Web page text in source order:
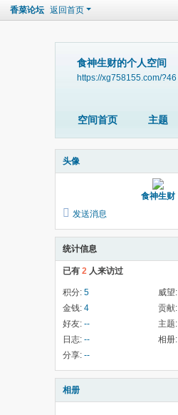
香菜论坛 返回首页
食神生财的个人空间
https://xg758155.com/?46
空间首页 主题
头像
食神生财
发送消息
统计信息
已有 2 人来访过
积分: 5 威望:
金钱: 4 贡献:
好友: -- 主题:
日志: -- 相册:
分享: --
相册